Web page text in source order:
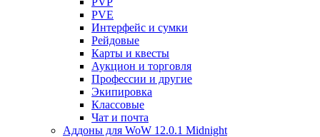
PVE
Интерфейс и сумки
Рейдовые
Карты и квесты
Аукцион и торговля
Профессии и другие
Экипировка
Классовые
Чат и почта
Аддоны для WoW 12.0.1 Midnight